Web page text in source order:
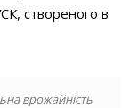
створеного в
врожайність